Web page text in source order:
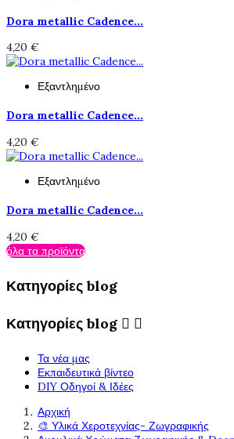
Dora metallic Cadence...
4,20 €
Εξαντλημένο
Dora metallic Cadence...
4,20 €
Εξαντλημένο
Dora metallic Cadence...
4,20 €
όλα τα προϊόντα
Κατηγορίες blog
Κατηγορίες blog  
Τα νέα μας
Εκπαιδευτικά βίντεο
DIY Οδηγοί & Ιδέες
Αρχική
🎨 Υλικά Χεροτεχνίας- Ζωγραφικής